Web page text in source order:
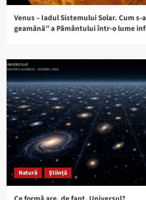
Venus – Iadul Sistemului Solar. Cum
geamănă” a Pământului într-o lume
Natură Știință